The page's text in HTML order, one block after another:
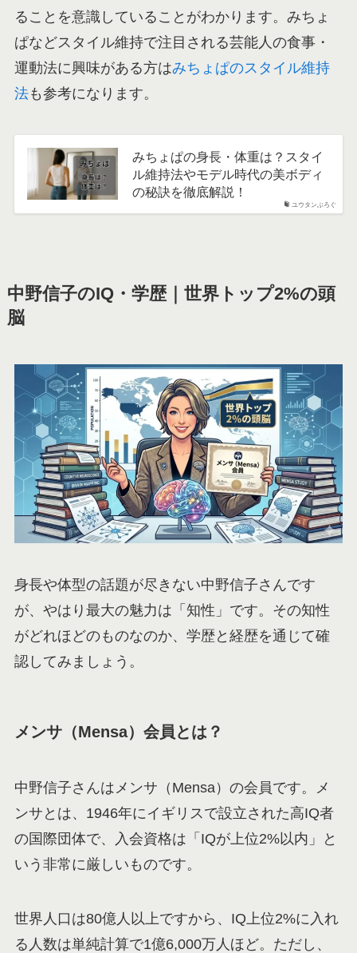
ることを意識していることがわかります。みちょ
ぱなどスタイル維持で注目される芸能人の食事・
運動法に興味がある方はみちょぱのスタイル維持
法も参考になります。
ユウタンぶろぐ
みちょぱの身長・体重は？スタイ
ル維持法やモデル時代の美ボディ
の秘訣を徹底解説！
中野信子のIQ・学歴｜世界トップ2%の頭
脳
身長や体型の話題が尽きない中野信子さんです
が、やはり最大の魅力は「知性」です。その知性
がどれほどのものなのか、学歴と経歴を通じて確
認してみましょう。
メンサ（Mensa）会員とは？
中野信子さんはメンサ（Mensa）の会員です。メ
ンサとは、1946年にイギリスで設立された高IQ者
の国際団体で、入会資格は「IQが上位2%以内」と
いう非常に厳しいものです。
世界人口は80億人以上ですから、IQ上位2%に入れ
る人数は単純計算で1億6,000万人ほど。ただし、